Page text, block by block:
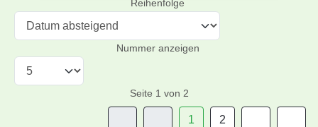
Reihenfolge
Nummer anzeigen
Seite 1 von 2
1 2